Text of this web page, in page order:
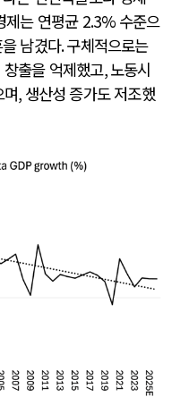
제는 연평균2.3% 수준으
남겼다.구체적으로는
출을 억제했고,노동시
, 생산성 증가도 저조했